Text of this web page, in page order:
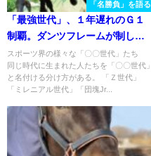
「名勝負」を語る
「最強世代」、１年遅れのＧ１
制覇。ダンツフレームが制した
２００２年の宝塚記念
スポーツ界の様々な「〇〇世代」たち
同じ時代に生まれた人たちを「〇〇世代」
と名付ける分け方がある。 「Ｚ世代」
「ミレニアル世代」「団塊Jr...